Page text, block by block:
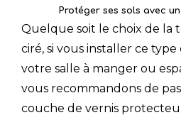
Protéger ses sols avec
Quelque soit le choix de la
ciré, si vous installer ce
votre salle à manger ou
vous recommandons de
couche de vernis